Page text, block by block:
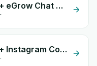
Oscario Express + eGrow Chat Widget
Oscario Express + Instagram Comment